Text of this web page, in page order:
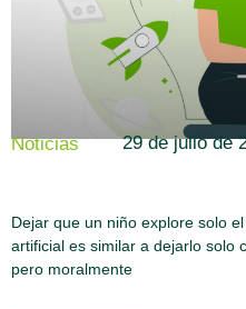
Noticias
Dejar que un niño explore solo
artificial es similar a dejarlo solo
pero moralmente
29 de julio de